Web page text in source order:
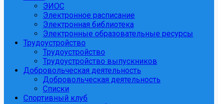
ЭИОС
Электронное расписание
Электронная библиотека
Электронные образовательные ресурсы
Трудоустройство
Трудоустройство
Трудоустройство выпускников
Добровольческая деятельность
Добровольческая деятельность
Списки
Спортивный клуб